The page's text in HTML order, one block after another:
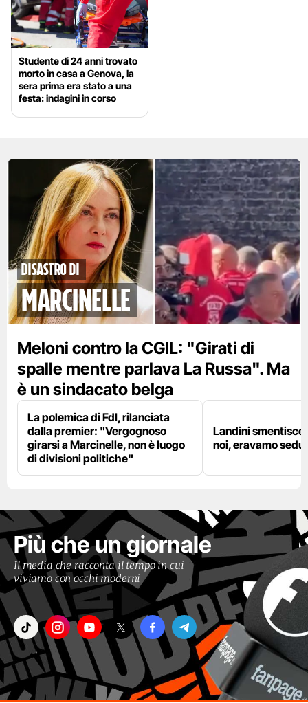
Studente di 24 anni trovato
morto in casa a Genova, la
sera prima era stato a una
festa: indagini in corso
disastro di
marcinelle
Meloni contro la CGIL: "Girati di
spalle mentre parlava La Russa". Ma
è un sindacato belga
La polemica di FdI, rilanciata
dalla premier: "Vergognoso
girarsi a Marcinelle, non è luogo
di divisioni politiche"
Landini
noi, eravamo
Più che un giornale
Il media che racconta il tempo in cui
viviamo con occhi moderni